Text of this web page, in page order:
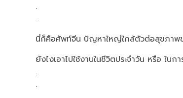
.
.
นี่ก็คือศัพท์จีน ปัญหาใหญ่ใกล้ตัวต่อสุขภาพ
ยังไงเอาไปใช้งานในชีวิตประจำวัน หรือ ใน
.
.